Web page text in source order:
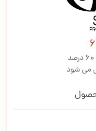
می شود